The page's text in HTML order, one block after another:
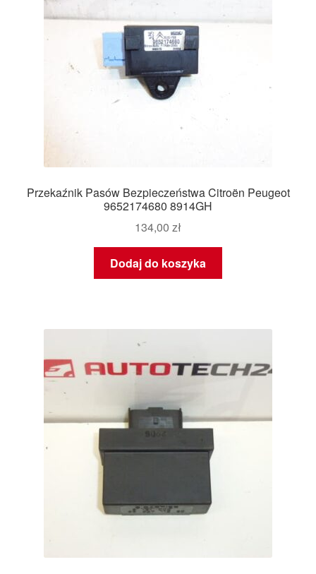
Przekaźnik Pasów Bezpieczeństwa Citroën Peugeot
9652174680 8914GH
134,00 zł
Dodaj do koszyka